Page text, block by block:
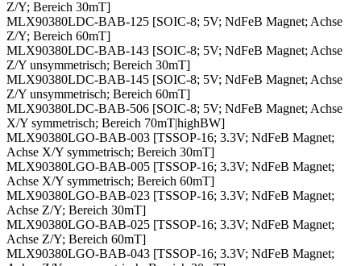
Z/Y; Bereich 30mT]
MLX90380LDC-BAB-125 [SOIC-8; 5V; NdFeB Magnet; Achse
Z/Y; Bereich 60mT]
MLX90380LDC-BAB-143 [SOIC-8; 5V; NdFeB Magnet; Achse
Z/Y unsymmetrisch; Bereich 30mT]
MLX90380LDC-BAB-145 [SOIC-8; 5V; NdFeB Magnet; Achse
Z/Y unsymmetrisch; Bereich 60mT]
MLX90380LDC-BAB-506 [SOIC-8; 5V; NdFeB Magnet; Achse
X/Y symmetrisch; Bereich 70mT|highBW]
MLX90380LGO-BAB-003 [TSSOP-16; 3.3V; NdFeB Magnet;
Achse X/Y symmetrisch; Bereich 30mT]
MLX90380LGO-BAB-005 [TSSOP-16; 3.3V; NdFeB Magnet;
Achse X/Y symmetrisch; Bereich 60mT]
MLX90380LGO-BAB-023 [TSSOP-16; 3.3V; NdFeB Magnet;
Achse Z/Y; Bereich 30mT]
MLX90380LGO-BAB-025 [TSSOP-16; 3.3V; NdFeB Magnet;
Achse Z/Y; Bereich 60mT]
MLX90380LGO-BAB-043 [TSSOP-16; 3.3V; NdFeB Magnet;